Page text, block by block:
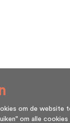
om de
om alle